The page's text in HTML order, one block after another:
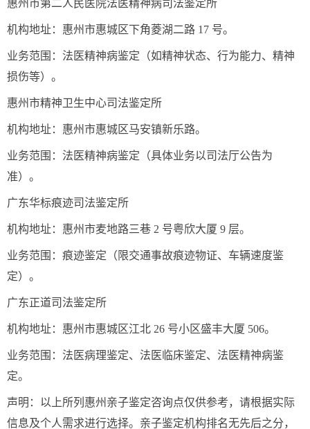
惠州市第二人民医院法医精神病司法鉴定所
机构地址：惠州市惠城区下角菱湖二路 17 号。
业务范围：法医精神病鉴定（如精神状态、行为能力、精神
损伤等）。
惠州市精神卫生中心司法鉴定所
机构地址：惠州市惠城区马安镇新乐路。
业务范围：法医精神病鉴定（具体业务以司法厅公告为
准）。
广东华标痕迹司法鉴定所
机构地址：惠州市麦地路三巷 2 号粤欣大厦 9 层。
业务范围：痕迹鉴定（限交通事故痕迹物证、车辆速度鉴
定）。
广东正道司法鉴定所
机构地址：惠州市惠城区江北 26 号小区盛丰大厦 506。
业务范围：法医病理鉴定、法医临床鉴定、法医精神病鉴
定。
声明：以上所列惠州亲子鉴定咨询点仅供参考，请根据实际
信息及个人需求进行选择。亲子鉴定机构排名无先后之分，